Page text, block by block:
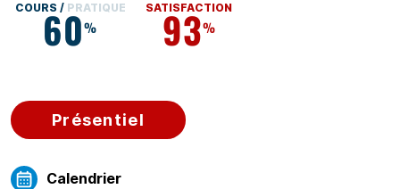
COURS / PRATIQUE
60%
SATISFACTION
93%
Présentiel
Calendrier